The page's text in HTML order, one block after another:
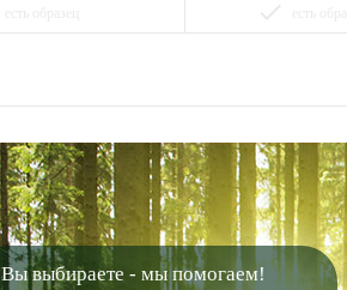
Вы выбираете - мы помогаем!